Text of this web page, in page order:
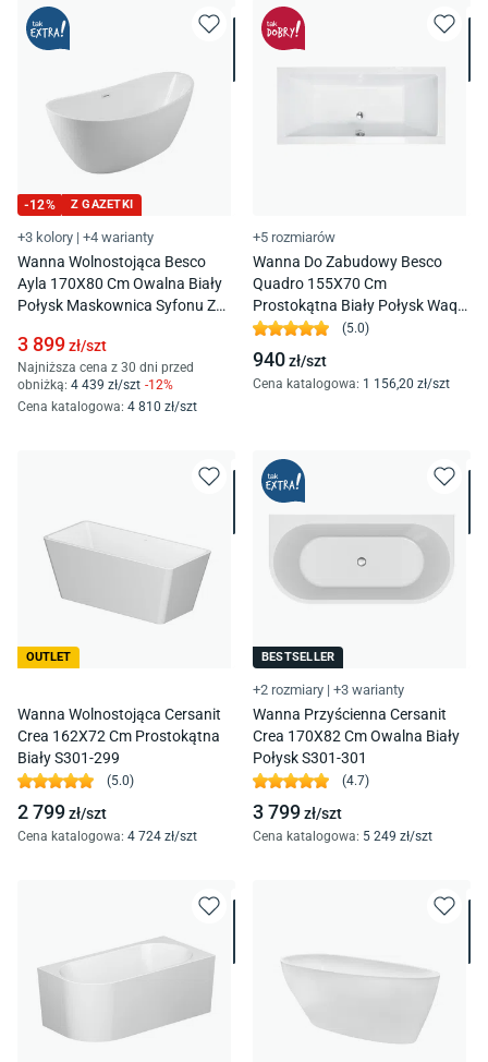
-12% Z GAZETKI
+3 kolory | +4 warianty
Wanna Wolnostojąca Besco
Ayla 170X80 Cm Owalna Biały
Połysk Maskownica Syfonu Z
3 899zł/szt
Najniższa cena z 30 dni przed
obniżką: 4 439 zł/szt -12%
Cena katalogowa: 4 810 zł/szt
+5 rozmiarów
Wanna Do Zabudowy Besco
Quadro 155X70 Cm
Prostokątna Biały Połysk Waq-
155-Pk
(5.0)
940zł/szt
Cena katalogowa: 1 156,20 zł/szt
OUTLET
Wanna Wolnostojąca Cersanit
Crea 162X72 Cm Prostokątna
Biały S301-299
(5.0)
2 799zł/szt
Cena katalogowa: 4 724 zł/szt
BESTSELLER
+2 rozmiary | +3 warianty
Wanna Przyścienna Cersanit
Crea 170X82 Cm Owalna Biały
Połysk S301-301
(4.7)
3 799zł/szt
Cena katalogowa: 5 249 zł/szt